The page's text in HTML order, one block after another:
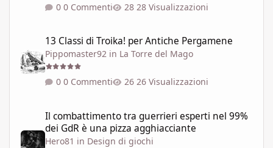
0 Commenti 28 Visualizzazioni
13 Classi di Troika! per Antiche Pergamene
Pippomaster92 in La Torre del Mago
0 Commenti 26 Visualizzazioni
Il combattimento tra guerrieri esperti nel 99%
dei GdR è una pizza agghiacciante
Hero81 in Design di giochi